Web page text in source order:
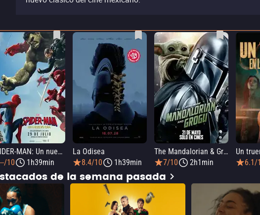
SPIDER-MAN: Un nuevo día
--/10
1h39min
La Odisea
8.4/10
1h39min
The Mandalorian & Grogu
7/10
2h1min
6.1/
de la semana pasada